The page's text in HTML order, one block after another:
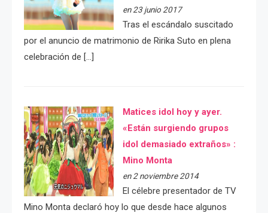
en 23 junio 2017
Tras el escándalo suscitado
por el anuncio de matrimonio de Ririka Suto en plena
celebración de […]
Matices idol hoy y ayer.
«Están surgiendo grupos
idol demasiado extraños» :
Mino Monta
en 2 noviembre 2014
El célebre presentador de TV
Mino Monta declaró hoy lo que desde hace algunos